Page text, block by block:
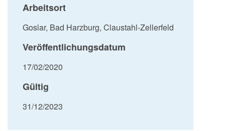
Arbeitsort
Goslar, Bad Harzburg, Claustahl-Zellerfeld
Veröffentlichungsdatum
17/02/2020
Gültig
31/12/2023